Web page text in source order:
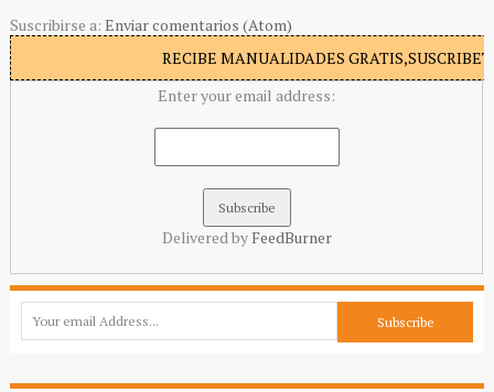
Suscribirse a: Enviar comentarios (Atom)
RECIBE MANUALIDADES
Enter your email address:
Delivered by FeedBurner